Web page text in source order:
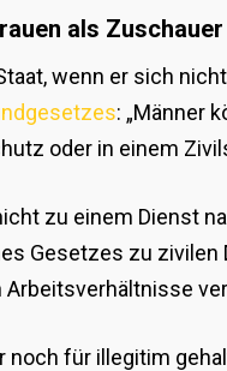
als
wenn er sich
: „Männer
oder in einem
zu einem Dienst
Gesetzes zu
noch für illegitim